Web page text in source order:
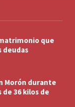
que
deudas
Morón durante
36 kilos de